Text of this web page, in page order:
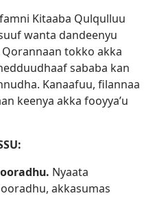
Kitaaba Qulqulluu
wanta dandeenyu
tokko akka
sababa kan
Kanaafuu, filannaa
keenya akka fooyyaʼu
Nyaata
akkasumas